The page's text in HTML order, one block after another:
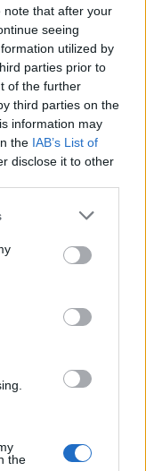
note that after your
seeing
utilized by
parties prior to
of the further
third parties on the
information may
the IAB’s List of
disclose it to other
the
βανίλια,
που πρέπει να
πόρτα
ψυγείο και τα
τη
την